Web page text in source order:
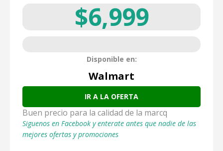
$6,999
Disponible en:
Walmart
IR A LA OFERTA
Buen precio para la calidad de la marcq
Siguenos en Facebook y enterate antes que nadie de las
mejores ofertas y promociones